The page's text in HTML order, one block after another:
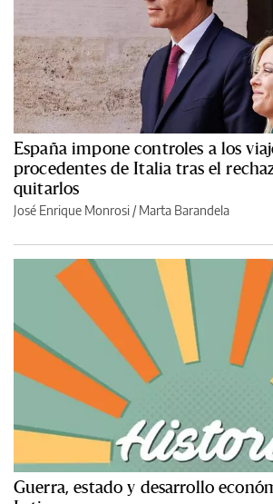
España impone controles a los
procedentes de Italia tras el
quitarlos
José Enrique Monrosi / Marta Barandela
Guerra, estado y desarrollo